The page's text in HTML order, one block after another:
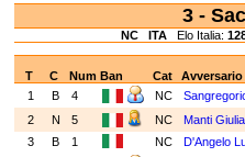
3 -
NC ITAElo Italia:
T C Num Ban Cat
Avversario
1
B 4 NC
2
N 5 NC
Manti Giulia
3
B 1 NC
D'Angelo